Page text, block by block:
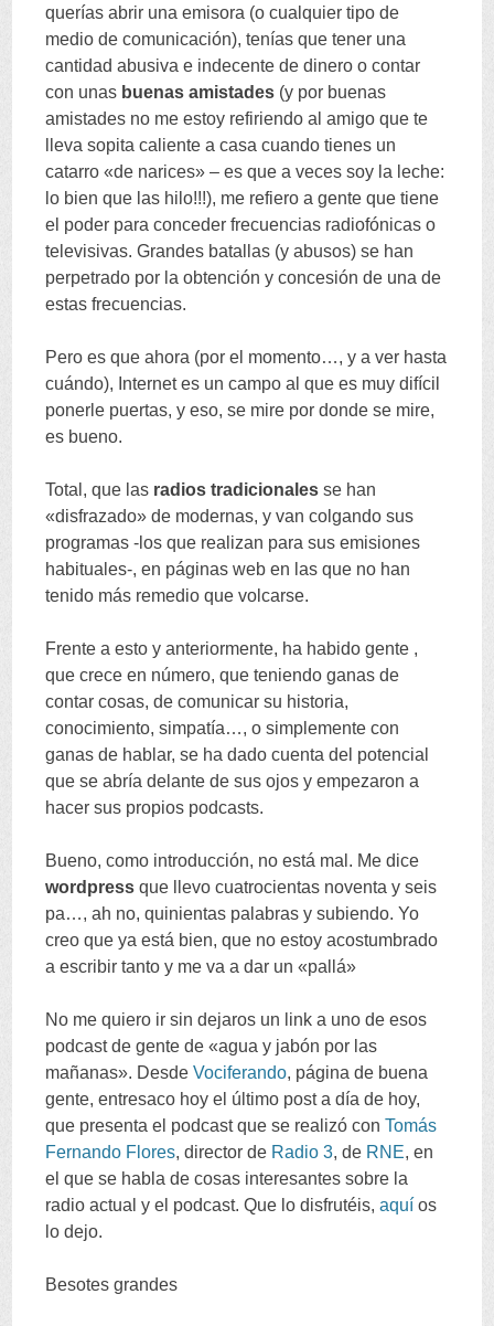
querías abrir una emisora (o cualquier tipo de
medio de comunicación), tenías que tener una
cantidad abusiva e indecente de dinero o contar
con unas buenas amistades (y por buenas
amistades no me estoy refiriendo al amigo que te
lleva sopita caliente a casa cuando tienes un
catarro «de narices» – es que a veces soy la leche:
lo bien que las hilo!!!), me refiero a gente que tiene
el poder para conceder frecuencias radiofónicas o
televisivas. Grandes batallas (y abusos) se han
perpetrado por la obtención y concesión de una de
estas frecuencias.
Pero es que ahora (por el momento…, y a ver hasta
cuándo), Internet es un campo al que es muy difícil
ponerle puertas, y eso, se mire por donde se mire,
es bueno.
Total, que las radios tradicionales se han
«disfrazado» de modernas, y van colgando sus
programas -los que realizan para sus emisiones
habituales-, en páginas web en las que no han
tenido más remedio que volcarse.
Frente a esto y anteriormente, ha habido gente ,
que crece en número, que teniendo ganas de
contar cosas, de comunicar su historia,
conocimiento, simpatía…, o simplemente con
ganas de hablar, se ha dado cuenta del potencial
que se abría delante de sus ojos y empezaron a
hacer sus propios podcasts.
Bueno, como introducción, no está mal. Me dice
wordpress que llevo cuatrocientas noventa y seis
pa…, ah no, quinientas palabras y subiendo. Yo
creo que ya está bien, que no estoy acostumbrado
a escribir tanto y me va a dar un «pallá»
No me quiero ir sin dejaros un link a uno de esos
podcast de gente de «agua y jabón por las
mañanas». DesdeVociferando, página de buena
gente, entresaco hoy el último post a día de hoy,
que presenta el podcast que se realizó conTomás
Fernando Flores, director de Radio 3, de RNE, en
el que se habla de cosas interesantes sobre la
radio actual y el podcast. Que lo disfrutéis,aquí os
lo dejo.
Besotes grandes